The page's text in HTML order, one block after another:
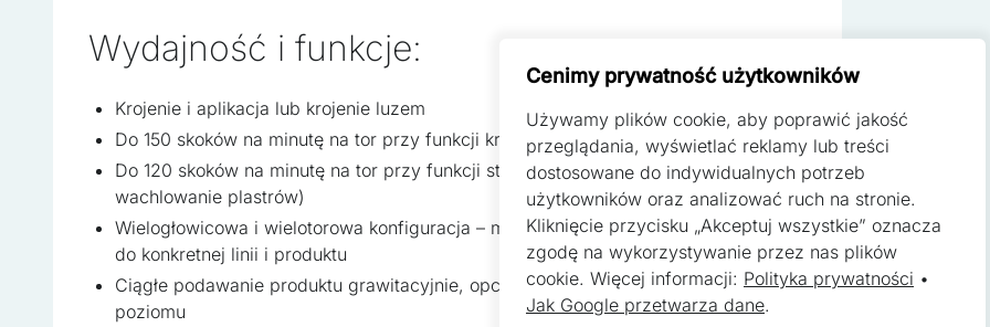
Wydajność i funkcje:
Krojenie i aplikacja lub krojenie luzem
Do 150 skoków na minutę na tor przy funkcji krojenia i aplikacji
Do 120 skoków na minutę na tor przy funkcji stack & shingle (stosowanie /
wachlowanie plastrów)
Wielogłowicowa i wielotorowa konfiguracja – możliwość dopasowania
do konkretnej linii i produktu
Ciągłe podawanie produktu grawitacyjnie, opcjonalnie z czujnikiem niskiego
poziomu
Cenimy prywatność użytkowników
Używamy plików cookie, aby poprawić jakość
przeglądania, wyświetlać reklamy lub treści
dostosowane do indywidualnych potrzeb
użytkowników oraz analizować ruch na stronie.
Kliknięcie przycisku „Akceptuj wszystkie” oznacza
zgodę na wykorzystywanie przez nas plików
cookie. Więcej informacji: Polityka prywatności •
Jak Google przetwarza dane.
zamierzony sposób bez nich. Te pliki cookie nie przechowują żadnych danych umożliwiających
Pliki cookie dotyczące preferencji umożliwiają stronie zapamiętanie informacji, które zmieniają
strony, np. preferowany język lub region, w którym znajduje się użytkownik.
Statystyka
Statystyczne pliki cookie pomagają właścicielem stron internetowych zrozumieć, w jaki sposób
zachowują się na stronie, gromadząc i zgłaszając anonimowe informacje.